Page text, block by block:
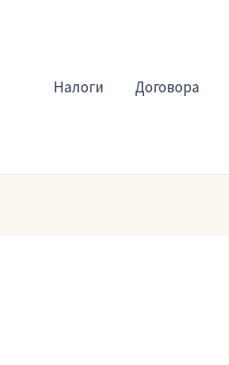
Налоги Договора